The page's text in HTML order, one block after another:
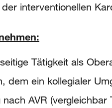
interventionellen
Tätigkeit als
dem ein kollegialer
AVR